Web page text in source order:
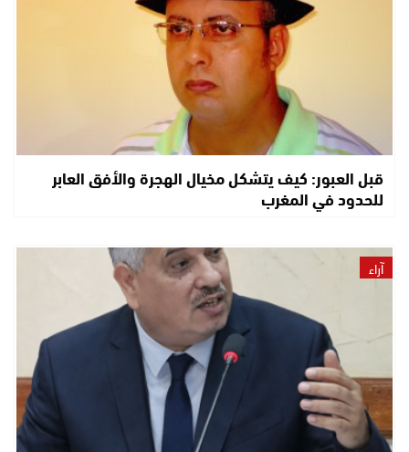
قبل العبور: كيف يتشكل مخيال الهجرة والأفق العابر
للحدود في المغرب
آراء